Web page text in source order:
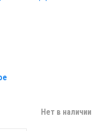
Нет в наличии